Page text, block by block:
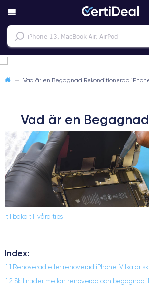
— Vad är en Begagnad Rekonditionerad
Vad är en
tillbaka till våra tips
Index:
1.1 Renoverad eller renoverad iPhone: Vilka är
1.2 Skillnader mellan renoverad och begagnad